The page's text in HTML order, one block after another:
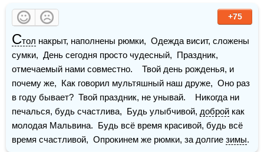
+75
Стол накрыт, наполнены рюмки,  Одежда висит, сложены
сумки,  День сегодня просто чудесный,  Праздник,
отмечаемый нами совместно.    Твой день рожденья, и
почему же,  Как говорил мультяшный наш друже,  Оно раз
в году бывает?  Твой праздник, не унывай.    Никогда ни
печалься, будь счастлива,  Будь улыбчивой, доброй как
молодая Мальвина.  Будь всё время красивой, будь всё
время счастливой,  Опрокинем же рюмки, за долгие зимы.